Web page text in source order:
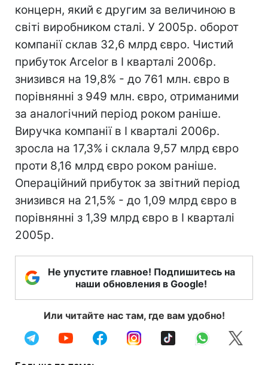
концерн, який є другим за величиною в
світі виробником сталі. У 2005р. оборот
компанії склав 32,6 млрд євро. Чистий
прибуток Arcelor в I кварталі 2006р.
знизився на 19,8% - до 761 млн. євро в
порівнянні з 949 млн. євро, отриманими
за аналогічний період роком раніше.
Виручка компанії в I кварталі 2006р.
зросла на 17,3% і склала 9,57 млрд євро
проти 8,16 млрд євро роком раніше.
Операційний прибуток за звітний період
знизився на 21,5% - до 1,09 млрд євро в
порівнянні з 1,39 млрд євро в I кварталі
2005р.
Не упустите главное! Подпишитесь на
наши обновления в Google!
Или читайте нас там, где вам удобно!